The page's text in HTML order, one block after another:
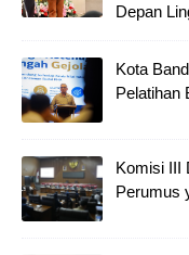
Depan
Kota
Pelatihan
Komisi III
Perumus